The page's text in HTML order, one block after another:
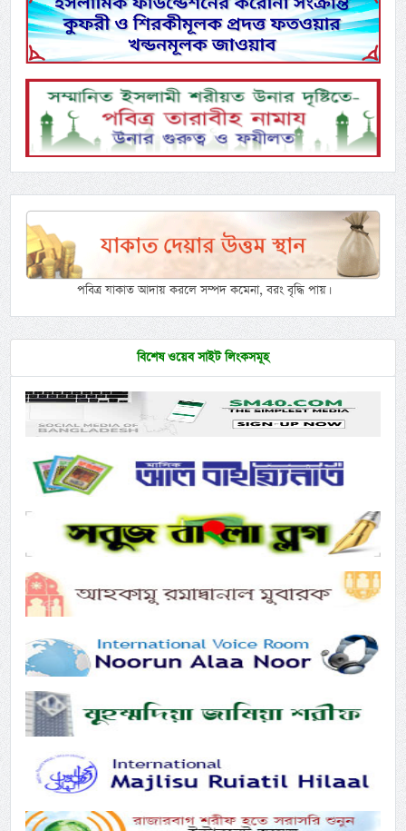
পবিত্র যাকাত আদায় করলে সম্পদ কমেনা, বরং বৃদ্ধি পায়।
বিশেষ ওয়েব সাইট লিংকসমূহ